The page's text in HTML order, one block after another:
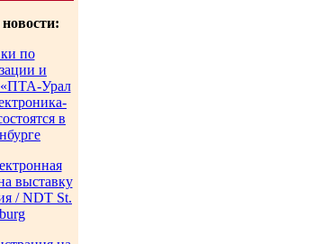
по
и
«ПТА-Урал
в
выставку
/ NDT St.